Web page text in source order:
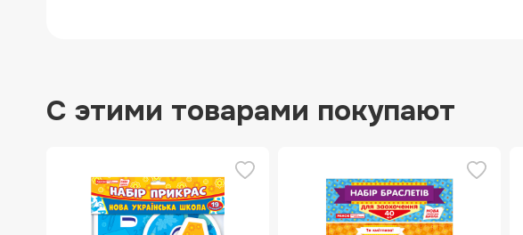
С этими товарами покупают